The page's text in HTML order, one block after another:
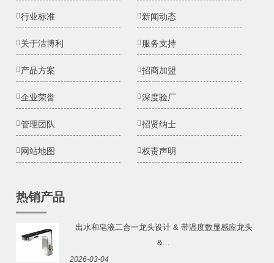
行业标准 新闻动态
关于洁博利 服务支持
产品方案 招商加盟
企业荣誉 深度验厂
管理团队 招贤纳士
网站地图 权责声明
热销产品
出水和皂液二合一龙头设计 & 带温度数显感应龙头
&...
2026-03-04